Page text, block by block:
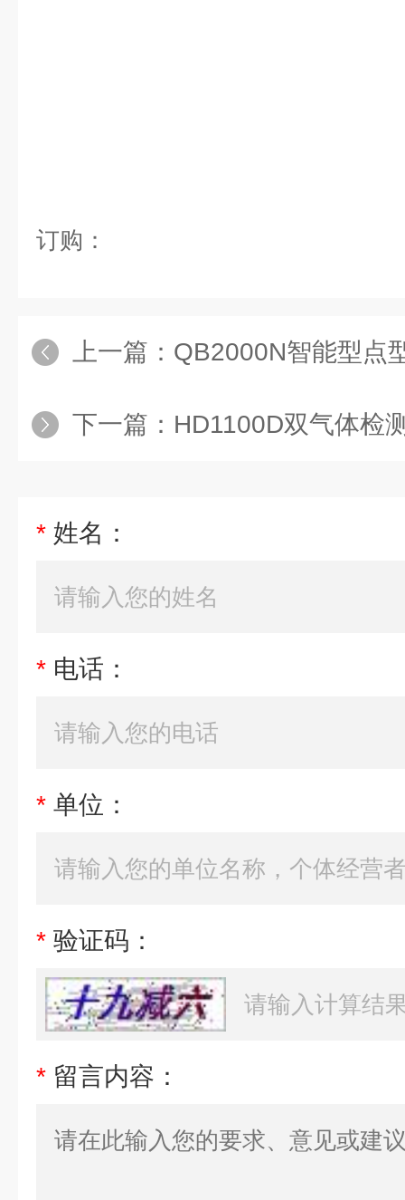
订购：
上一篇： QB2000N智能型点
下一篇： HD1100D双气体检测报警器煤气
* 姓名：
* 电话：
* 单位：
* 验证码：
* 留言内容：